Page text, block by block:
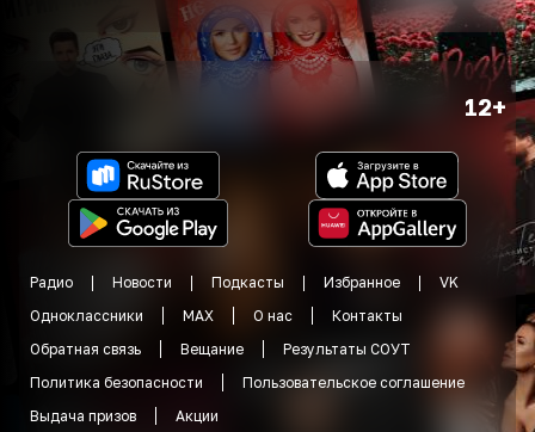
12+
Радио Новости Подкасты Избранное
VK
Одноклассники
MAX О нас
Контакты
Обратная связь
Вещание
Результаты СОУТ
Политика безопасности
Пользовательское соглашение
Выдача призов
Акции